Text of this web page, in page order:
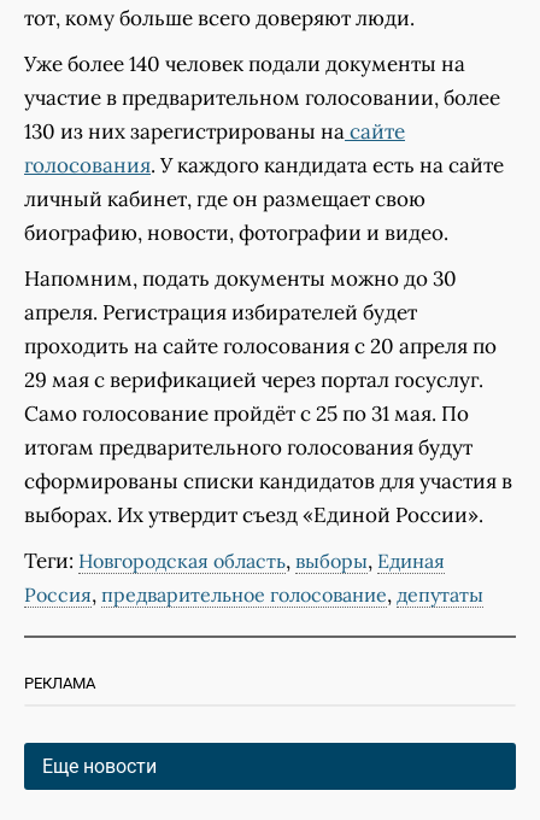
тот, кому больше всего доверяют люди.
Уже более 140 человек подали документы на
участие в предварительном голосовании, более
130 из них зарегистрированы насайте
голосования. У каждого кандидата есть на сайте
личный кабинет, где он размещает свою
биографию, новости, фотографии и видео.
Напомним, подать документы можно до 30
апреля. Регистрация избирателей будет
проходить на сайте голосования с 20 апреля по
29 мая с верификацией через портал госуслуг.
Само голосование пройдёт с 25 по 31 мая. По
итогам предварительного голосования будут
сформированы списки кандидатов для участия в
выборах. Их утвердит съезд «Единой России».
Теги: Новгородская область, выборы, Единая
Россия, предварительное голосование, депутаты
РЕКЛАМА
Еще новости